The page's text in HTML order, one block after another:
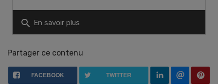
search En savoir plus
Partager ce contenu
FACEBOOK TWITTER